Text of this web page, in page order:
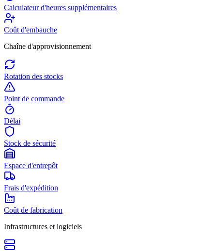
Calculateur d'heures supplémentaires
Coût d'embauche
Chaîne d'approvisionnement
Rotation des stocks
Point de commande
Délai
Stock de sécurité
Espace d'entrepôt
Frais d'expédition
Coût de fabrication
Infrastructures et logiciels